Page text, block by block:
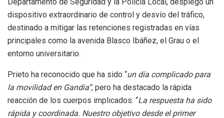
dispositivo extraordinario de control y desvío del tráfico,
destinado a mitigar las retenciones registradas en vías
principales como la avenida Blasco Ibáñez, el Grau o el
entorno universitario.
Prieto ha reconocido que ha sido “un día complicado para
la movilidad en Gandia”, pero ha destacado la rápida
reacción de los cuerpos implicados: “La respuesta ha sido
rápida y coordinada. Nuestro objetivo desde el primer